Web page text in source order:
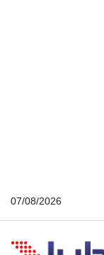
07/08/2026